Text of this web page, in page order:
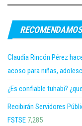
RECOMENDAMOS
Claudia Rincón Pérez
acoso para niñas,
¿Es confiable tuhabi?
Recibirán Servidores
FSTSE 7,285